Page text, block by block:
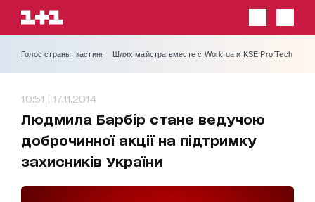
Голос страны: кастинг Шлях майстра вместе с Work.ua и KSE ProfTech
10:51 | 17.11.2014
Людмила Барбір стане ведучою
доброчинної акції на підтримку
захисників України